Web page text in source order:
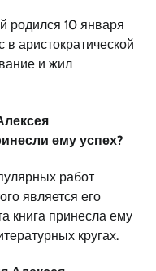
родился 10 января
в аристократической
и жил
ему успех?
работ
является его
книга принесла ему
кругах.